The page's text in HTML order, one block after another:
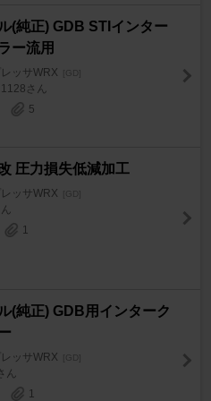
(純正) GDB STIインター
ー流用
ッサWRX [GD]
さん
5
圧力損失低減加工
ッサWRX [GD]
1
(純正) GDB用インターク
ッサWRX [GD]
ん
1